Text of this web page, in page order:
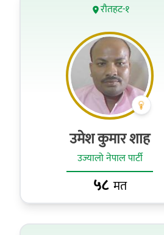
रौतहट-१
उमेश कुमार शाह
उज्यालो नेपाल पार्टी
५८मत